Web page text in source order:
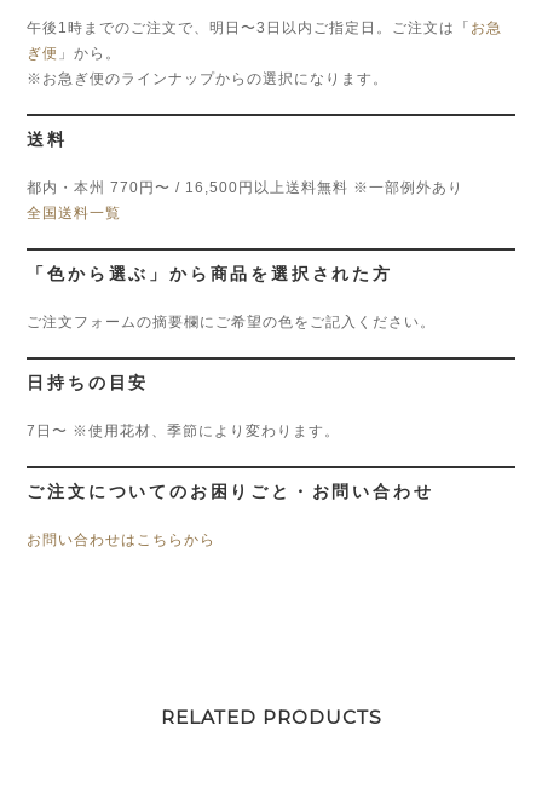
午後1時までのご注文で、明日〜3日以内ご指定日。ご注文は「 お急
ぎ便 」から。
※お急ぎ便のラインナップからの選択になります。
送料
都内・本州 770円〜 / 16,500円以上送料無料 ※一部例外あり
全国送料一覧
「色から選ぶ」から商品を選択された方
ご注文フォームの摘要欄にご希望の色をご記入ください。
日持ちの目安
7日〜 ※使用花材、季節により変わります。
ご注文についてのお困りごと・お問い合わせ
お問い合わせはこちらから
RELATED PRODUCTS